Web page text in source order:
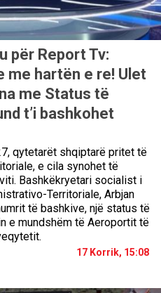
për Report Tv:
me hartën e re! Ulet
me Status të
t’i bashkohet
qytetarët shqiptarë pritet të
e cila synohet të
Bashkëkryetari socialist i
Territoriale, Arbjan
të bashkive, një status të
e mundshëm të Aeroportit të
17 Korrik, 15:08